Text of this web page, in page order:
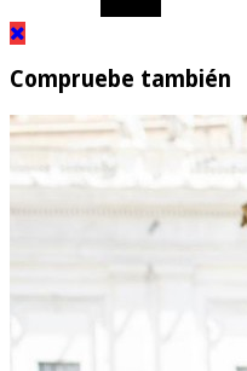
Compruebe también